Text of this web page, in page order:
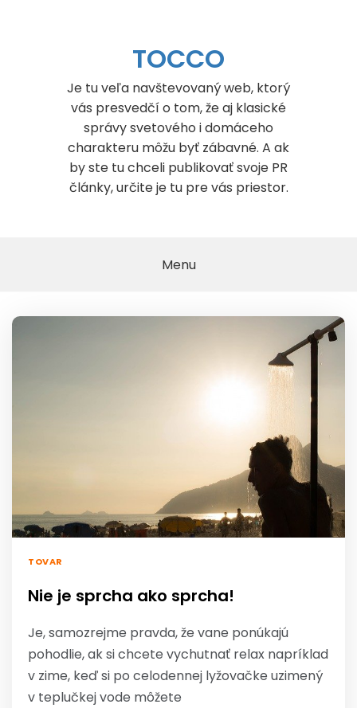
TOCCO
Je tu veľa navštevovaný web, ktorý
vás presvedčí o tom, že aj klasické
správy svetového i domáceho
charakteru môžu byť zábavné. A ak
by ste tu chceli publikovať svoje PR
články, určite je tu pre vás priestor.
Menu
TOVAR
Nie je sprcha ako sprcha!
Je, samozrejme pravda, že vane ponúkajú
pohodlie, ak si chcete vychutnať relax napríklad
v zime, keď si po celodennej lyžovačke uzimený
v teplučkej vode môžete